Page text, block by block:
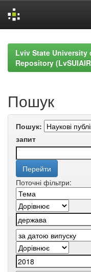
navigationLviv State
Repository
Пошук
Пошук:
запит
Поточні фільтри: